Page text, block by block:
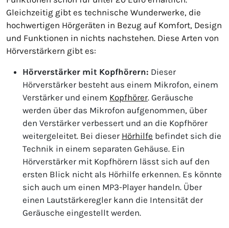
Gleichzeitig gibt es technische Wunderwerke, die
hochwertigen Hörgeräten in Bezug auf Komfort, Design
und Funktionen in nichts nachstehen. Diese Arten von
Hörverstärkern gibt es:
Hörverstärker mit Kopfhörern: Dieser
Hörverstärker besteht aus einem Mikrofon, einem
Verstärker und einem Kopfhörer. Geräusche
werden über das Mikrofon aufgenommen, über
den Verstärker verbessert und an die Kopfhörer
weitergeleitet. Bei dieser Hörhilfe befindet sich die
Technik in einem separaten Gehäuse. Ein
Hörverstärker mit Kopfhörern lässt sich auf den
ersten Blick nicht als Hörhilfe erkennen. Es könnte
sich auch um einen MP3-Player handeln. Über
einen Lautstärkeregler kann die Intensität der
Geräusche eingestellt werden.